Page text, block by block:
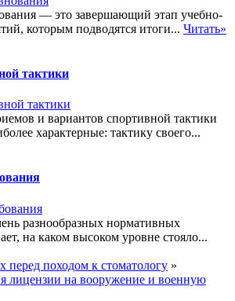
— это завершающий этап учебно-
которым подводятся итоги... Читать»
тактики
и вариантов спортивной тактики
характерные: тактику своего...
разнообразных нормативных
на каком высоком уровне стояло...
перед походом к стоматологу »
лицензии на вооружение и военную